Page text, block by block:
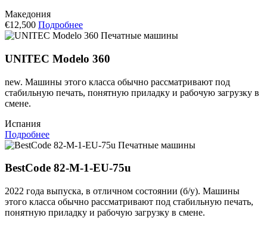
Македония
€12,500 Подробнее
Печатные машины
UNITEC Modelo 360
new. Машины этого класса обычно рассматривают под
стабильную печать, понятную приладку и рабочую загрузку в
смене.
Испания
Подробнее
Печатные машины
BestCode 82-M-1-EU-75u
2022 года выпуска, в отличном состоянии (б/у). Машины
этого класса обычно рассматривают под стабильную печать,
понятную приладку и рабочую загрузку в смене.